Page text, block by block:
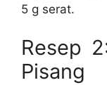
5 g serat.
Resep
Pisang